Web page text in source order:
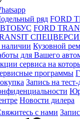
ряд FORD
FORD
Кузовной
для Вашего
сервиса на
программы
Запись на тест-
Новости дилера
с нами